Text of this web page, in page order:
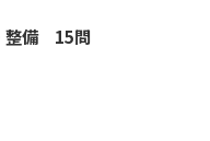
整備 15問